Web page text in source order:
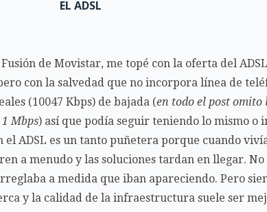
EL ADSL
de Movistar, me topé con la oferta del
con la salvedad que no incorpora línea de
(10047 Kbps) de bajada (en todo el post omito
Mbps) así que podía seguir teniendo lo mismo o
ADSL es un tanto puñetera porque cuando
a menudo y las soluciones tardan en llegar.
a medida que iban apareciendo. Pero
y la calidad de la infraestructura suele ser